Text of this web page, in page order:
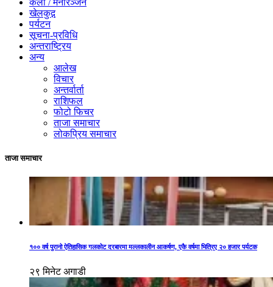
कला / मनोरञ्जन
खेलकुद़़
पर्यटन
सूचना-प्रविधि
अन्तराष्ट्रिय
अन्य
आलेख
विचार
अन्तर्वार्ता
राशिफल
फोटो फिचर
ताजा समाचार
लोकप्रिय समाचार
ताजा समाचार
१०० वर्ष पुरानो ऐतिहासिक गलकोट दरबारमा मल्लकालीन आकर्षण, एकै वर्षमा भित्रिए २० हजार पर्यटक
२९ मिनेट अगाडी